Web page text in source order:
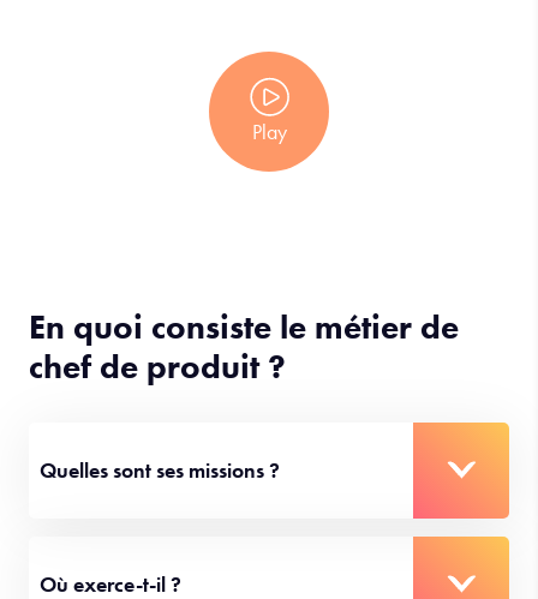
Play
En quoi consiste le métier de
chef de produit ?
Quelles sont ses missions ?
Où exerce-t-il ?